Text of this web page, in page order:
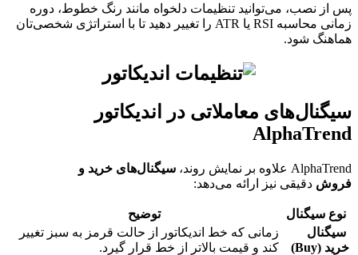
پس از نصب، می‌توانید تنظیمات دلخواه مانند رنگ خطوط، دوره
زمانی محاسبه RSI یا ATR را تغییر دهید تا با استراتژی شخصی‌تان
هماهنگ شود.
سیگنال‌های معاملاتی در اندیکاتور
AlphaTrend
AlphaTrend علاوه بر نمایش روند،
سیگنال‌های خرید و
فروش دقیقی نیز ارائه می‌دهد:
نوع سیگنال
توضیح
سیگنال
خرید (Buy)
زمانی که خط اندیکاتور از حالت قرمز به سبز تغییر
کند و قیمت بالاتر از خط قرار گیرد.